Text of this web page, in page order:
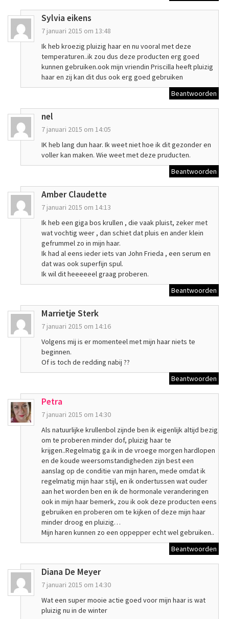
Sylvia eikens
7 januari 2015 om 13:48
Ik heb kroezig pluizig haar en nu vooral met deze
temperaturen..ik zou dus deze producten erg goed
kunnen gebruiken.ook mijn vriendin Priscilla heeft pluizig
haar en zij kan dit dus ook erg goed gebruiken
Beantwoorden
nel
7 januari 2015 om 14:05
IK heb lang dun haar. Ik weet niet hoe ik dit gezonder en
voller kan maken. Wie weet met deze pruducten.
Beantwoorden
Amber Claudette
7 januari 2015 om 14:13
Ik heb een giga bos krullen , die vaak pluist, zeker met
wat vochtig weer , dan schiet dat pluis en ander klein
gefrummel zo in mijn haar.
Ik had al eens ieder iets van John Frieda , een serum en
dat was ook superfijn spul.
Ik wil dit heeeeeel graag proberen.
Beantwoorden
Marrietje Sterk
7 januari 2015 om 14:16
Volgens mij is er momenteel met mijn haar niets te
beginnen.
Of is toch de redding nabij ??
Beantwoorden
Petra
7 januari 2015 om 14:30
Als natuurlijke krullenbol zijnde ben ik eigenlijk altijd bezig
om te proberen minder dof, pluizig haar te
krijgen..Regelmatig ga ik in de vroege morgen hardlopen
en de koude weersomstandigheden zijn best een
aanslag op de conditie van mijn haren, mede omdat ik
regelmatig mijn haar stijl, en ik ondertussen wat ouder
aan het worden ben en ik de hormonale veranderingen
ook in mijn haar bemerk, zou ik ook deze producten eens
gebruiken en proberen om te kijken of deze mijn haar
minder droog en pluizig…
Mijn haren kunnen zo een oppepper echt wel gebruiken..
Beantwoorden
Diana De Meyer
7 januari 2015 om 14:30
Wat een super mooie actie goed voor mijn haar is wat
pluizig nu in de winter